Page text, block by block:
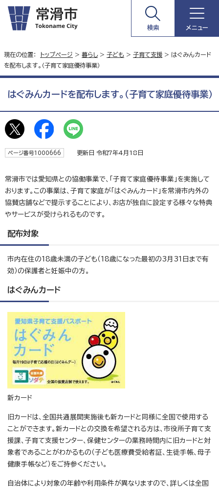
検索 メニュー
現在の位置： トップページ > 暮らし> 子ども > 子育て支援 > はぐみんカード
を配布します。（子育て家庭優待事業）
はぐみんカードを配布します。（子育て家庭優待事業）
ページ番号1000666 更新日 令和7年4月18日
常滑市では愛知県との協働事業で、「子育て家庭優待事業」を実施して
おります。この事業は、子育て家庭が「はぐみんカード」を常滑市内外の
協賛店舗などで提示することにより、お店が独自に設定する様々な特典
やサービスが受けられるものです。
配布対象
市内在住の18歳未満の子ども（18歳になった最初の3月31日まで有
効）の保護者と妊娠中の方。
はぐみんカード
新カード
旧カードは、全国共通展開実施後も新カードと同様に全国で使用する
ことができます。新カードとの交換を希望される方は、市役所子育て支
援課、子育て支援センター、保健センターの業務時間内に旧カードと対
象者であることがわかるもの（子ども医療費受給者証、生徒手帳、母子
健康手帳など）をご持参ください。
自治体により対象の年齢や利用条件が異なりますので、詳しくは全国